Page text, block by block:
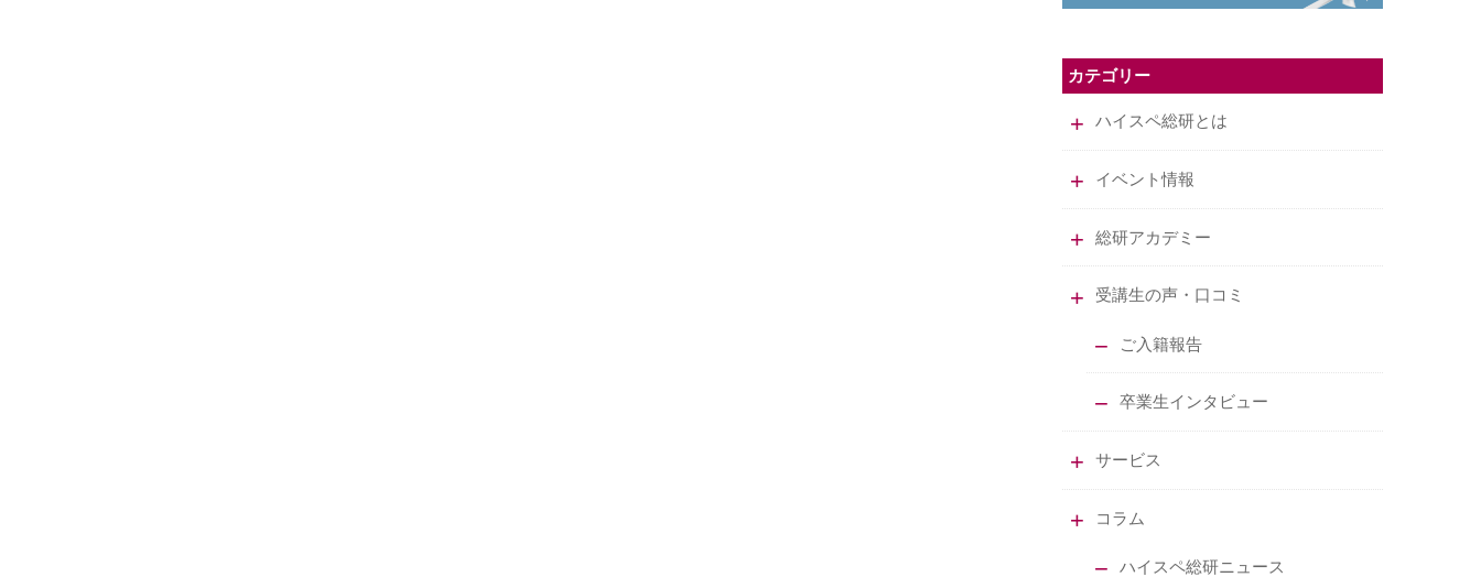
カテゴリー
ハイスペ総研とは
イベント情報
総研アカデミー
受講生の声・口コミ
ご入籍報告
卒業生インタビュー
サービス
コラム
ハイスペ総研ニュース